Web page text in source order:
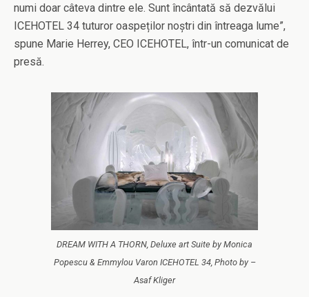
numi doar câteva dintre ele. Sunt încântată să dezvălui
ICEHOTEL 34 tuturor oaspeților noștri din întreaga lume”,
spune Marie Herrey, CEO ICEHOTEL, într-un comunicat de
presă.
DREAM WITH A THORN, Deluxe art Suite by Monica
Popescu & Emmylou Varon ICEHOTEL 34, Photo by –
Asaf Kliger